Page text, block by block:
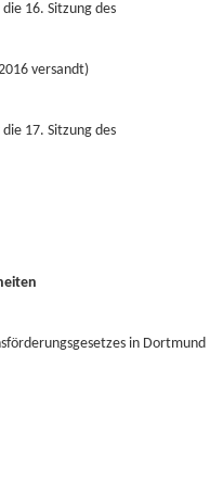
16. Sitzung des
versandt)
17. Sitzung des
in Dortmund